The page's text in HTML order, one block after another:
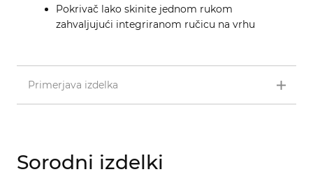
Pokrivač lako skinite jednom rukom
zahvaljujući integriranom ručicu na vrhu
Primerjava izdelka
Sorodni izdelki